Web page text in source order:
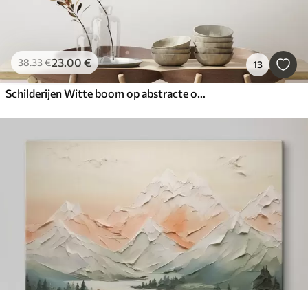
38.33€23.00 € 13
Schilderijen Witte boom op abstracte olieverfachtergrond